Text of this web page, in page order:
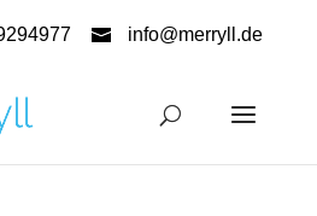
info@merryll.de